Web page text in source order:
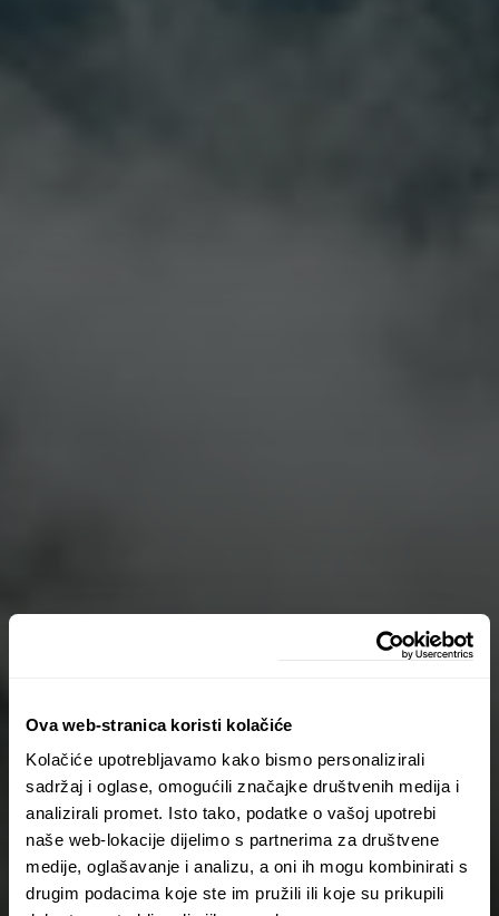
Ova web-stranica koristi kolačiće
Kolačiće upotrebljavamo kako bismo personalizirali
sadržaj i oglase, omogućili značajke društvenih medija i
analizirali promet. Isto tako, podatke o vašoj upotrebi
naše web-lokacije dijelimo s partnerima za društvene
medije, oglašavanje i analizu, a oni ih mogu kombinirati s
drugim podacima koje ste im pružili ili koje su prikupili